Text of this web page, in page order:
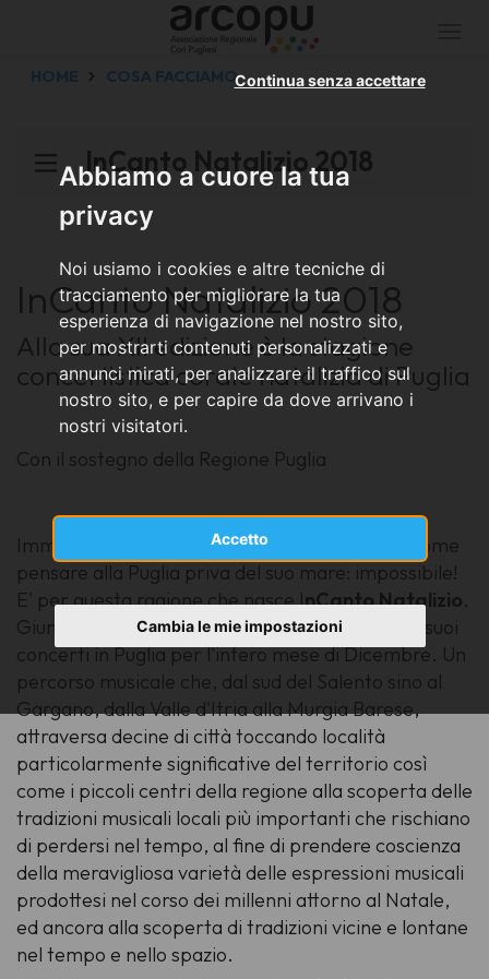
Abbiamo a cuore la tua
privacy
Noi usiamo i cookies e altre tecniche di
tracciamento per migliorare la tua
esperienza di navigazione nel nostro sito,
per mostrarti contenuti personalizzati e
annunci mirati, per analizzare il traffico sul
nostro sito, e per capire da dove arrivano i
nostri visitatori.
Accetto
Continua senza accettare
Cambia le mie impostazioni
HOME COSA FACCIAMO
InCanto Natalizio 2018
InCanto Natalizio 2018
Alla sua XII edizione è la stagione
concertistica corale natalizia di Puglia
Con il sostegno della Regione Puglia
Immaginare il Natale senza concerti corale è come
pensare alla Puglia priva del suo mare: impossibile!
E' per questa ragione che nasce InCanto Natalizio.
Giunta alla suadodicesima edizionearticola i suoi
concerti in Puglia per l'intero mese di Dicembre. Un
percorso musicale che, dal sud del Salento sino al
Gargano,dalla Valle d'Itria alla Murgia Barese,
attraversa decine di città toccando località
particolarmente significative del territorio così
come i piccoli centri della regione alla scoperta delle
tradizioni musicali locali più importanti che rischiano
di perdersi nel tempo, al fine di prendere coscienza
della meravigliosa varietà delle espressioni musicali
prodottesi nel corso dei millenni attorno al Natale,
ed ancora alla scoperta di tradizioni vicine e lontane
nel tempo e nello spazio.